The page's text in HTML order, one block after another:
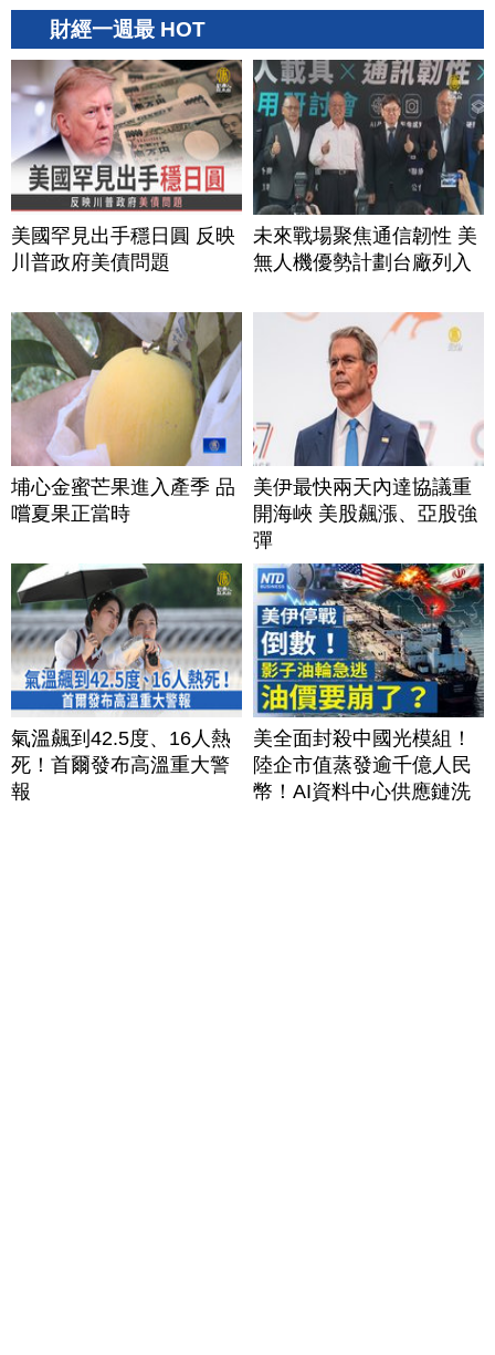
財經一週最 HOT
美國罕見出手穩日圓 反映
川普政府美債問題
未來戰場聚焦通信韌性 美
無人機優勢計劃台廠列入
埔心金蜜芒果進入產季 品
嚐夏果正當時
美伊最快兩天內達協議重
開海峽 美股飆漲、亞股強
彈
氣溫飆到42.5度、16人熱
死！首爾發布高溫重大警
報
美全面封殺中國光模組！
陸企市值蒸發逾千億人民
幣！AI資料中心供應鏈洗